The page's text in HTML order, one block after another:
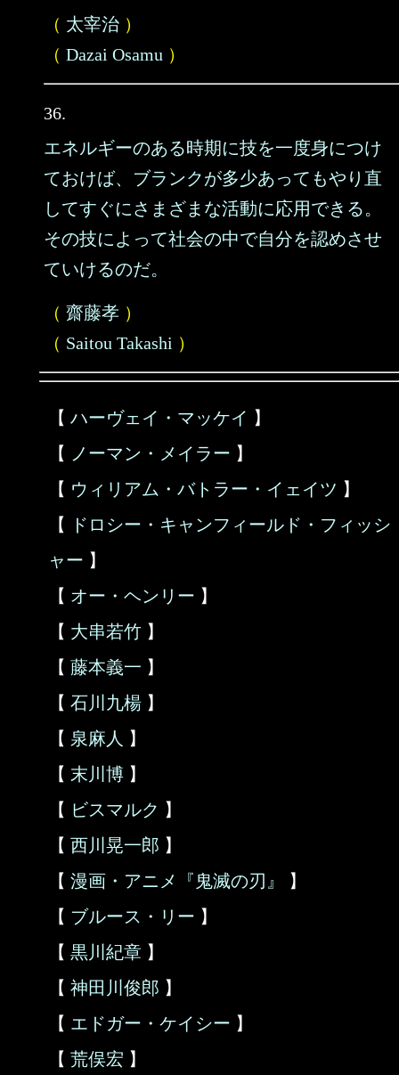
（ 太宰治 ）
（ Dazai Osamu ）
36.
エネルギーのある時期に技を一度身につけ
ておけば、ブランクが多少あってもやり直
してすぐにさまざまな活動に応用できる。
その技によって社会の中で自分を認めさせ
ていけるのだ。
（ 齋藤孝 ）
（ Saitou Takashi ）
【 ハーヴェイ・マッケイ 】
【 ノーマン・メイラー 】
【 ウィリアム・バトラー・イェイツ 】
【
ドロシー・キャンフィールド・フィッシ
ャー 】
【 オー・ヘンリー 】
【 大串若竹 】
【 藤本義一 】
【 石川九楊 】
【 泉麻人 】
【 末川博 】
【 ビスマルク 】
【 西川晃一郎 】
【 漫画・アニメ『鬼滅の刃』
】
【 ブルース・リー 】
【 黒川紀章 】
【 神田川俊郎 】
【 エドガー・ケイシー 】
【 荒俣宏 】